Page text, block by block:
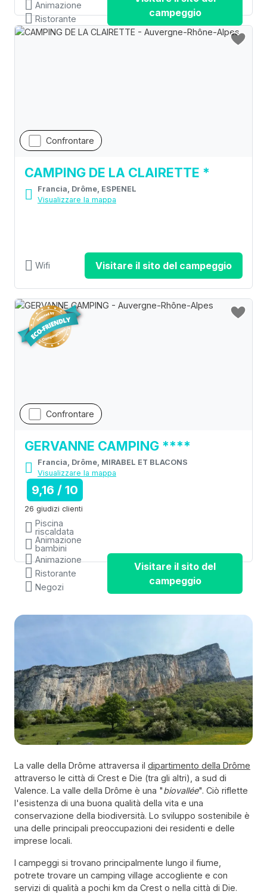
Animazione
Ristorante
campeggio
Confrontare
CAMPING DE LA CLAIRETTE *
Francia, Drôme, ESPENEL
Visualizzare la mappa
Wifi Visitare il sito del campeggio
Confrontare
GERVANNE CAMPING ****
Francia, Drôme, MIRABEL ET BLACONS
Visualizzare la mappa
9,16 / 10
26 giudizi clienti
Piscina
riscaldata
Animazione
bambini
Animazione
Ristorante
Negozi
Visitare il sito del
campeggio
La valle della Drôme attraversa il dipartimento della Drôme
attraverso le città di Crest e Die (tra gli altri), a sud di
Valence. La valle della Drôme è una "biovallée". Ciò riflette
l'esistenza di una buona qualità della vita e una
conservazione della biodiversità. Lo sviluppo sostenibile è
una delle principali preoccupazioni dei residenti e delle
imprese locali.
I campeggi si trovano principalmente lungo il fiume,
potrete trovare un camping village accogliente e con
servizi di qualità a pochi km da Crest o nella città di Die.